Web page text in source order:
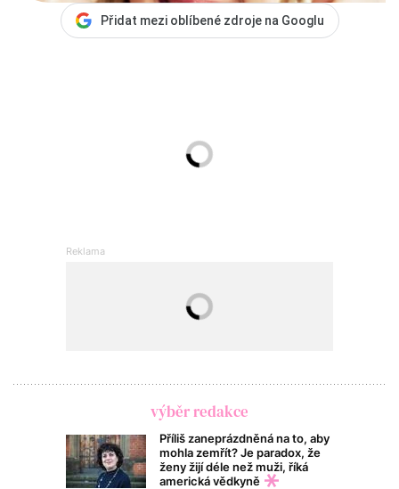
Přidat mezi oblíbené zdroje na Googlu
výběr redakce
Příliš zaneprázdněná na to, aby
mohla zemřít? Je paradox, že
ženy žijí déle než muži, říká
americká vědkyně